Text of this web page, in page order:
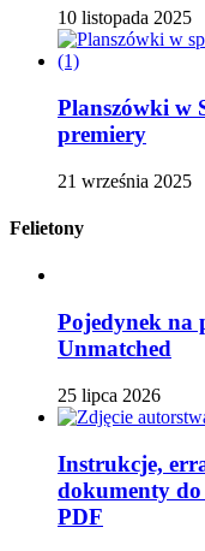
10 listopada 2025
Planszówki w
premiery
21 września 2025
Felietony
Pojedynek na
Unmatched
25 lipca 2026
Instrukcje,
dokumenty
PDF